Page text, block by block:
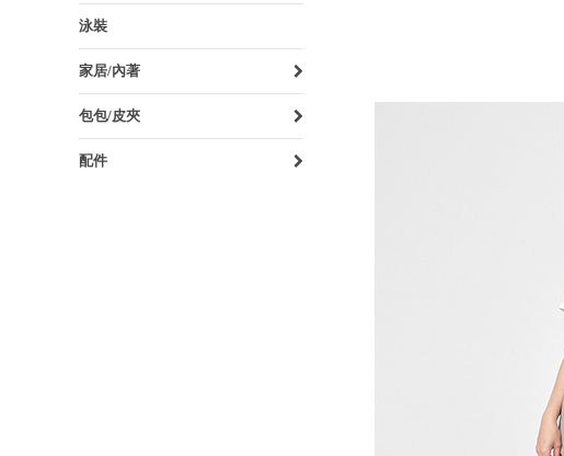
泳裝
家居/內著
包包/皮夾
配件